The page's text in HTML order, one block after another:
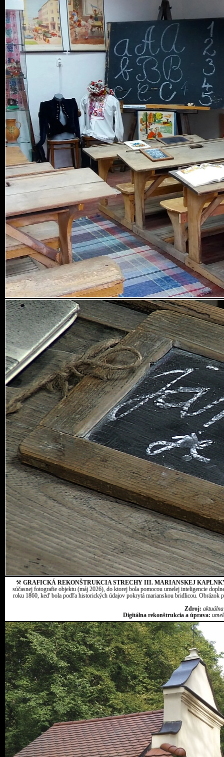
⚒ GRAFICKÁ REKONŠTRUKCIA STRECHY III. MARIANSKEJ
súčasnej fotografie objektu (máj 2026), do ktorej bola pomocou umelej inteligencie
roku 1860, keď bola podľa historických údajov pokrytá marianskou bridlicou. Obrázok
Zdroj:
Digitálna rekonštrukcia a úprava: